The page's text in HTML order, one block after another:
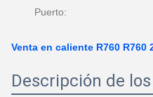
Puerto:
Venta en caliente R760
Descripción de